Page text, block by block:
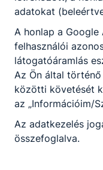
Nem
eszközöket és
szerszámgépen
jellemzőket. CNC
megmunkáló
szakszerűen
és továbbító
egyszerűbb
gyártására.
alkatrészeket
méreteit ellenőrzi,
adatokat
A honlap a
felhasználói
látogatóáramlás
Az Ön által
közötti követését
az „Információim/
Az adatkezelés
összefoglalva.